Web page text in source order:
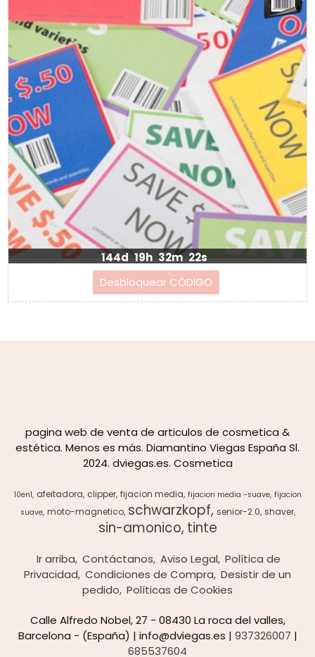
144d 19h 32m 22s
pagina web de venta de articulos de cosmetica &
estética. Menos es más. Diamantino Viegas España Sl.
2024. dviegas.es. Cosmetica
10en1 afeitadora clipper fijacion media fijacion media -suave fijacion
suave moto-magnetico schwarzkopf senior-2.0 shaver
sin-amonico tinte
Ir arriba Contáctanos Aviso Legal Política de
Privacidad Condiciones de Compra Desistir de un
pedido Políticas de Cookies
Calle Alfredo Nobel, 27 - 08430 La roca del valles,
Barcelona - (España) | info@dviegas.es | 937326007 |
685537604